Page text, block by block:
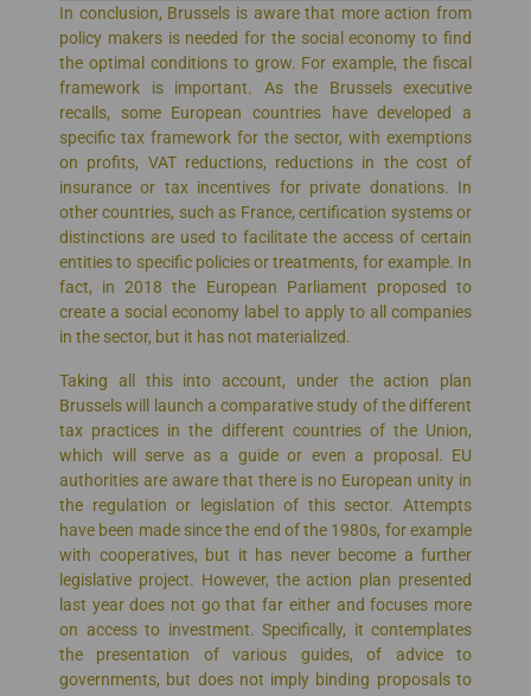
In conclusion, Brussels is aware that more action from
policy makers is needed for the social economy to find
the optimal conditions to grow. For example, the fiscal
framework is important. As the Brussels executive
recalls, some European countries have developed a
specific tax framework for the sector, with exemptions
on profits, VAT reductions, reductions in the cost of
insurance or tax incentives for private donations. In
other countries, such as France, certification systems or
distinctions are used to facilitate the access of certain
entities to specific policies or treatments, for example. In
fact, in 2018 the European Parliament proposed to
create a social economy label to apply to all companies
in the sector, but it has not materialized.
Taking all this into account, under the action plan
Brussels will launch a comparative study of the different
tax practices in the different countries of the Union,
which will serve as a guide or even a proposal. EU
authorities are aware that there is no European unity in
the regulation or legislation of this sector. Attempts
have been made since the end of the 1980s, for example
with cooperatives, but it has never become a further
legislative project. However, the action plan presented
last year does not go that far either and focuses more
on access to investment. Specifically, it contemplates
the presentation of various guides, of advice to
governments, but does not imply binding proposals to